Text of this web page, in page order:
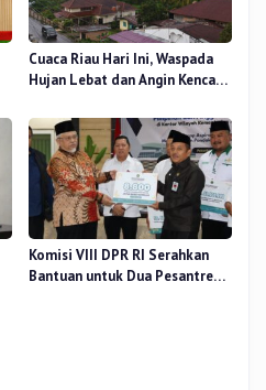
Cuaca Riau Hari Ini, Waspada
Hujan Lebat dan Angin Kencang
Komisi VIII DPR RI Serahkan
Bantuan untuk Dua Pesantren